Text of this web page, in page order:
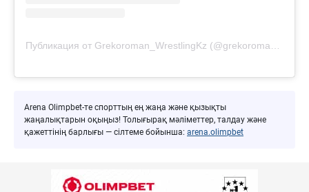
Публикация от Grekoroman_WrestlingKz (@grekoroman_wrestlingkz)
Arena Olimpbet-те спорттың ең жаңа және қызықты
жаңалықтарын оқыңыз! Толығырақ мәліметтер, талдау және
қажеттінің барлығы — сілтеме бойынша: arena.olimpbet